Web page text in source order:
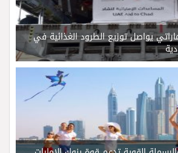
يواصل توزيع الطرود الغذائية في